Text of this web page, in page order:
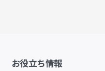
お役立ち情報